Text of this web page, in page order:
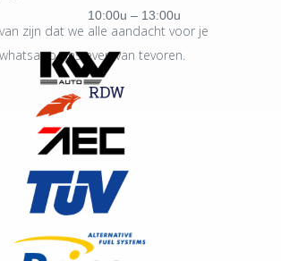
10:00u – 13:00u
zijn dat we alle aandacht voor je
ons even van tevoren.